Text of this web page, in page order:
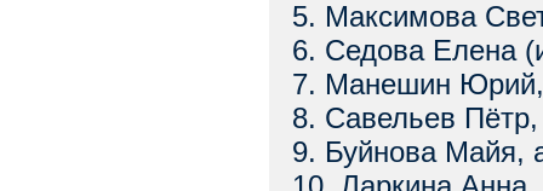
5. Максимова
6. Седова Елена
7. Манешин Юрий,
8. Савельев Пётр,
9. Буйнова Майя,